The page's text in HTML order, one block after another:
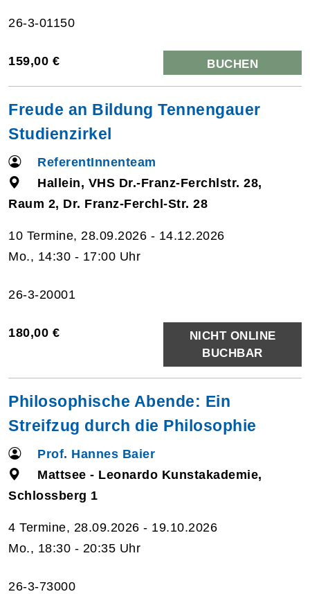
26-3-01150
159,00 € BUCHEN
Freude an Bildung Tennengauer
Studienzirkel
ReferentInnenteam
Hallein, VHS Dr.-Franz-Ferchlstr. 28,
Raum 2, Dr. Franz-Ferchl-Str. 28
10 Termine, 28.09.2026 - 14.12.2026
Mo., 14:30 - 17:00 Uhr
26-3-20001
180,00 €
NICHT ONLINE
BUCHBAR
Philosophische Abende: Ein
Streifzug durch die Philosophie
Prof. Hannes Baier
Mattsee - Leonardo Kunstakademie,
Schlossberg 1
4 Termine, 28.09.2026 - 19.10.2026
Mo., 18:30 - 20:35 Uhr
26-3-73000